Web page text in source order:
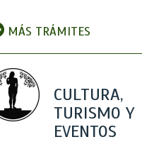
MÁS TRÁMITES
CULTURA,
TURISMO Y
EVENTOS